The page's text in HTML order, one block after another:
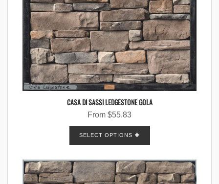
CASA DI SASSI LEDGESTONE GOLA
From $55.83
SELECT OPTIONS